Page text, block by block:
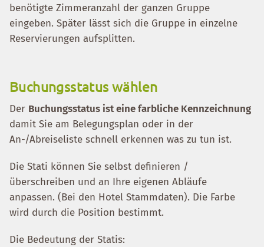
benötigte Zimmeranzahl der ganzen Gruppe
eingeben. Später lässt sich die Gruppe in einzelne
Reservierungen aufsplitten.
Buchungsstatus wählen
Der Buchungsstatus ist eine farbliche Kennzeichnung
damit Sie am Belegungsplan oder in der
An-/Abreiseliste schnell erkennen was zu tun ist.
Die Stati können Sie selbst definieren /
überschreiben und an Ihre eigenen Abläufe
anpassen. (Bei den Hotel Stammdaten). Die Farbe
wird durch die Position bestimmt.
Die Bedeutung der Statis: